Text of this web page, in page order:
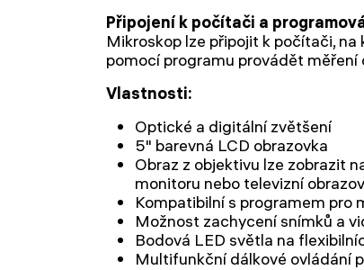
Připojení k počítači a
Mikroskop lze připojit k počítači,
pomocí programu provádět měření
Vlastnosti:
Optické a digitální zvětšení
5" barevná LCD obrazovka
Obraz z objektivu lze zobrazit
monitoru nebo televizní
Kompatibilní s programem pro
Možnost zachycení snímků a
Bodová LED světla na
Multifunkční dálkové ovládání